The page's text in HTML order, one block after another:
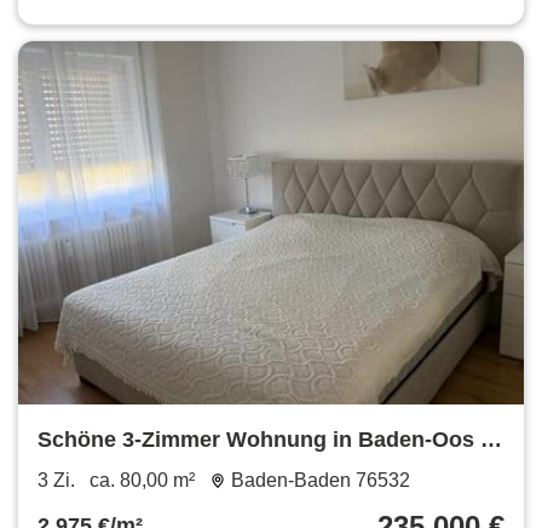
Schöne 3-Zimmer Wohnung in Baden-Oos zu
verkaufen, ohne Makler!
3 Zi. ca. 80,00 m² Baden-Baden 76532